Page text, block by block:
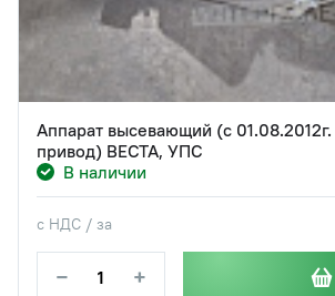
Аппарат высевающий (c
привод) ВЕСТА, УПС
В наличии
с НДС / за
− +